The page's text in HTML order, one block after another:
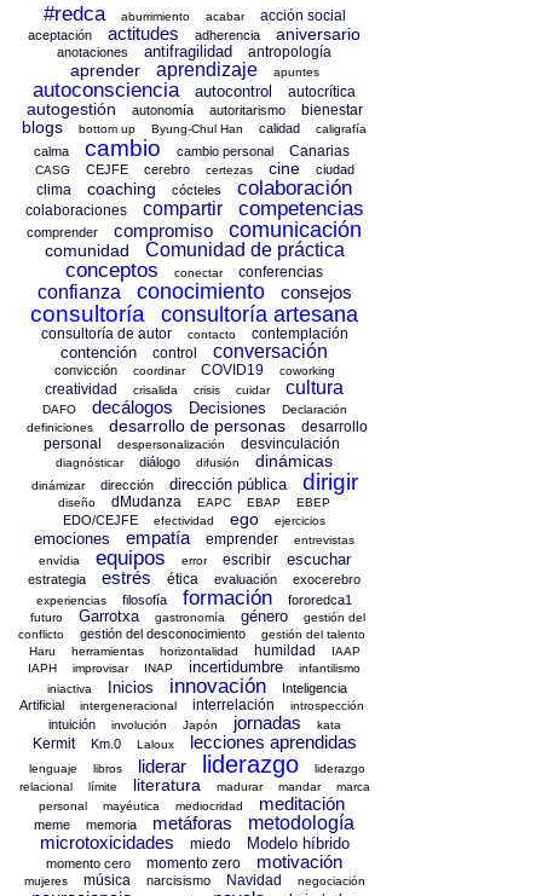
#redca aburrimiento acabar acción social
aceptación actitudes adherencia aniversario
anotaciones antifragilidad antropología
aprender aprendizaje apuntes
autoconsciencia autocontrol autocrítica
autogestión autonomía autoritarismo bienestar
blogs bottom up Byung-Chul Han calidad caligrafía
calma cambio cambio personal Canarias
CASG CEJFE cerebro certezas cine ciudad
clima coaching cócteles colaboración
colaboraciones compartir competencias
comprender compromiso comunicación
comunidad Comunidad de práctica
conceptos conectar conferencias
confianza conocimiento consejos
consultoría consultoría artesana
consultoría de autor contacto contemplación
contención control conversación
convicción coordinar COVID19 coworking
creatividad crisalida crisis cuidar cultura
DAFO decálogos Decisiones
Declaración
definiciones
desarrollo de personas
desarrollo
personal
despersonalización desvinculación
diagnósticar diálogo difusión dinámicas
dinámizar dirección dirección pública dirigir
diseño dMudanza EAPC EBAP EBEP
EDO/CEJFE efectividad ego ejercicios
emociones empatía emprender
entrevistas
envídia
equipos error escribir escuchar
estrategia estrés ética evaluación exocerebro
experiencias filosofía formación fororedca1
futuro Garrotxa gastronomía género
gestión del
conflicto
gestión del desconocimiento
gestión del talento
Haru
herramientas horizontalidad humildad
IAAP
IAPH
improvisar INAP incertidumbre
infantilismo
iniactiva
Inicios innovación
Inteligencia
Artificial
intergeneracional interrelación introspección
intuición involución Japón jornadas kata
Kermit Km.0 Laloux lecciones aprendidas
lenguaje libros liderar liderazgo
liderazgo
relacional
límite literatura madurar mandar
marca
personal
mayéutica mediocridad meditación
meme memoria metáforas
metodología
microtoxicidades
miedo Modelo híbrido
momento cero momento zero motivación
mujeres música narcisismo Navidad negociación